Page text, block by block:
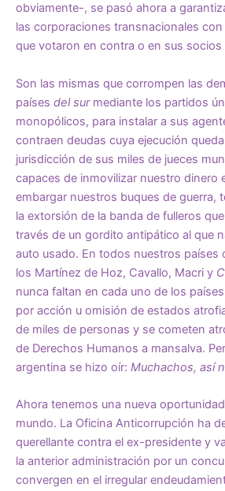
obviamente-, se pasó ahora a
las corporaciones transnacionales
que votaron en contra o en sus socios
Son las mismas que corrompen las
países del sur mediante los partidos
monopólicos, para instalar a sus
contraen deudas cuya ejecución
jurisdicción de sus miles de jueces
capaces de inmovilizar nuestro dinero
embargar nuestros buques de guerra,
la extorsión de la banda de fulleros
través de un gordito antipático al que
auto usado. En todos nuestros países
los Martínez de Hoz, Cavallo, Macri y
nunca faltan en cada uno de los
por acción u omisión de estados
de miles de personas y se cometen
de Derechos Humanos a mansalva.
argentina se hizo oír: Muchachos, así
Ahora tenemos una nueva
mundo. La Oficina Anticorrupción ha
querellante contra el ex-presidente y
la anterior administración por un
convergen en el irregular